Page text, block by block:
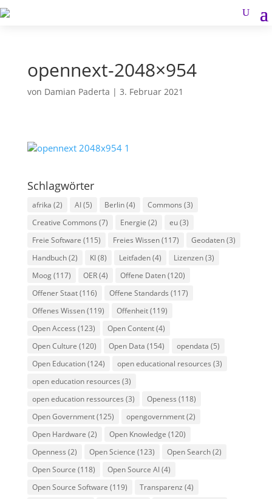
opennext-2048×954
von Damian Paderta | 3. Februar 2021
Schlagwörter
afrika (2) AI(5) Berlin(4) Commons (3)
Creative Commons (7) Energie (2) eu(3)
Freie Software (115) Freies Wissen(117) Geodaten(3)
Handbuch(2) KI(8) Leitfaden(4) Lizenzen(3)
Moog(117) OER(4) Offene Daten(120)
Offener Staat(116) Offene Standards (117)
Offenes Wissen(119) Offenheit(119)
Open Access (123) Open Content(4)
Open Culture (120) Open Data (154) opendata (5)
Open Education(124) open educational resources (3)
open education resources (3)
open education ressources (3) Openess (118)
Open Government(125) opengovernment(2)
Open Hardware (2) Open Knowledge (120)
Openness (2) Open Science (123) Open Search(2)
Open Source (118) Open Source AI(4)
Open Source Software (119) Transparenz (4)